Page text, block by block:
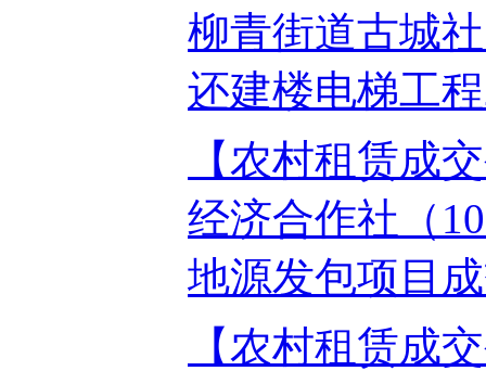
柳青街道古城
还建楼电梯工
【农村租赁成
经济合作社（
地源发包项目
【农村租赁成